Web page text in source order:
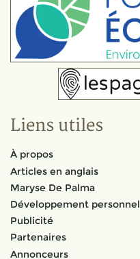
Liens utiles
À propos
Articles en anglais
Maryse De Palma
Développement personnel
Publicité
Partenaires
Annonceurs